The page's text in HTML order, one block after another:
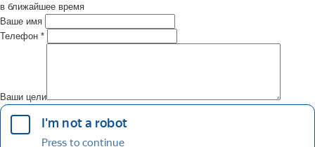
в ближайшее время
Ваше имя
Телефон *
Ваши цели